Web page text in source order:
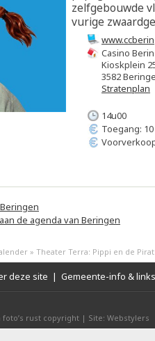
zelfgebouwde
vurige
Casino
Kioskplein
3582
Stratenplan
14u00
Toegang:
de agenda van Beringen
» Theater Terra: Pippi en de
deze site | Gemeente-info & links
foto’s rust copyright | Site: Webstylers